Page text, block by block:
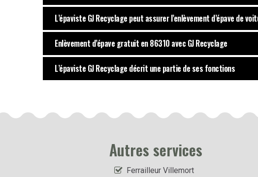
L’épaviste GJ Recyclage peut assurer l’enlèvement d’épave de
Enlèvement d’épave gratuit en 86310 avec GJ Recyclage
L’épaviste GJ Recyclage décrit une partie de ses fonctions
Autres services
Ferrailleur Villemort